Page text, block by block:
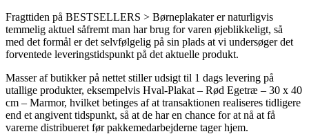
Fragttiden på BESTSELLERS > Børneplakater er naturligvis
temmelig aktuel såfremt man har brug for varen øjeblikkeligt, så
med det formål er det selvfølgelig på sin plads at vi undersøger det
forventede leveringstidspunkt på det aktuelle produkt.
Masser af butikker på nettet stiller udsigt til 1 dags levering på
utallige produkter, eksempelvis Hval-Plakat – Rød Egetræ – 30 x 40
cm – Marmor, hvilket betinges af at transaktionen realiseres tidligere
end et angivent tidspunkt, så at de har en chance for at nå at få
varerne distribueret før pakkemedarbejderne tager hjem.